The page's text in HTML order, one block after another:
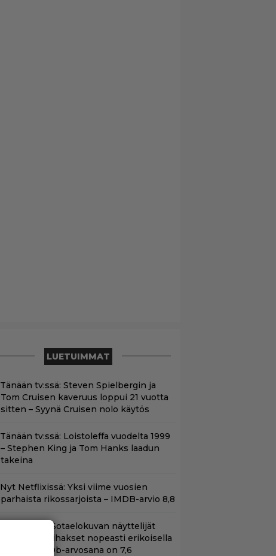
LUETUIMMAT
Tänään tv:ssä: Steven Spielbergin ja
Tom Cruisen kaveruus loppui 21 vuotta
sitten – Syynä Cruisen nolo käytös
Tänään tv:ssä: Loistoleffa vuodelta 1999
– Stephen King ja Tom Hanks laadun
takeina
Nyt Netflixissä: Yksi viime vuosien
parhaista rikossarjoista – IMDB-arvio 8,8
Yöllä tv:ssä: Sotaelokuvan näyttelijät
kasvattivat lihakset nopeasti erikoisella
kikalla – IMDb-arvosana on 7,6